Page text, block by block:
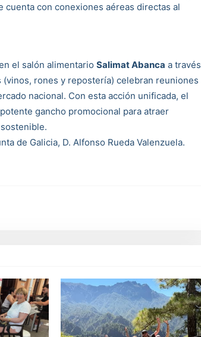
cuenta con conexiones aéreas directas al
el salón alimentario Salimat Abanca a través
rones y repostería) celebran reuniones
nacional. Con esta acción unificada, el
gancho promocional para atraer
de Galicia, D. Alfonso Rueda Valenzuela.